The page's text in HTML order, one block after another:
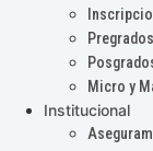
Pregrados
Micro y
Institucional